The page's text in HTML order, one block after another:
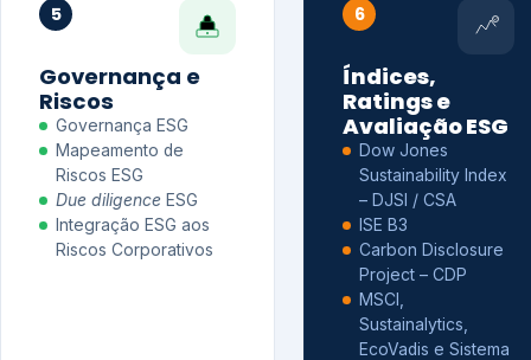
5
Governança e
Riscos
Governança ESG
Mapeamento de
Riscos ESG
Due diligence ESG
Integração ESG aos
Riscos Corporativos
6
Índices,
Ratings e
Avaliação ESG
Dow Jones
Sustainability Index
– DJSI / CSA
ISE B3
Carbon Disclosure
Project – CDP
MSCI,
Sustainalytics,
EcoVadis e Sistema